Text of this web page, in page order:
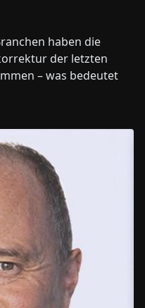
haben die
der letzten
– was bedeutet